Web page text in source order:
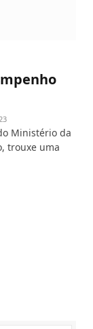
Ministério da
trouxe uma